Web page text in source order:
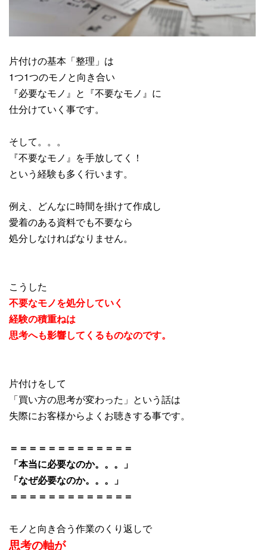
片付けの基本「整理」は
1つ1つのモノと向き合い
『必要なモノ』と『不要なモノ』に
仕分けていく事です。
そして。。。
『不要なモノ』を手放してく！
という経験も多く行います。
例え、どんなに時間を掛けて作成し
愛着のある資料でも不要なら
処分しなければなりません。
こうした
不要なモノを処分していく
経験の積重ねは
思考へも影響してくるものなのです。
片付けをして
「買い方の思考が変わった」という話は
失際にお客様からよくお聴きする事です。
＝＝＝＝＝＝＝＝＝＝＝＝＝
「本当に必要なのか。。。」
「なぜ必要なのか。。。」
＝＝＝＝＝＝＝＝＝＝＝＝＝
モノと向き合う作業のくり返しで
思考の軸が